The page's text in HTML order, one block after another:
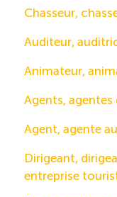
Chasseur,
Auditeur,
Animateur,
Agents, agentes
Agent, agente
Dirigeant,
entreprise